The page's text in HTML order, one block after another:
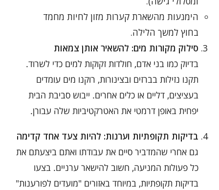
הימנעות מהשארת קערות מזון לחיות מחמד
בחוץ למשך הלילה.
סילוק מקורות מים: להשאיר אותן צמאות
בדיוק כמו בני אדם, חולדות זקוקות למים כדי לשרוד.
תקנו נזילות בברזים ובצינורות, רוקנו מים עומדים
בעציצים, דליים או כלים אחרים. ייבוש סביבת הבית
יפחית באופן דרמטי את האטרקטיביות שלה עבורן.
בדיקות תקופתיות וערנות: להיות צעד אחד קדימה
גם אחרי שהמדביר סיים את עבודתו ואתם ביצעתם את
כל פעולות המניעה, חשוב להישאר ערניים. בצעו
בדיקות תקופתיות, במיוחד באזורים "מועדים לפורענות"